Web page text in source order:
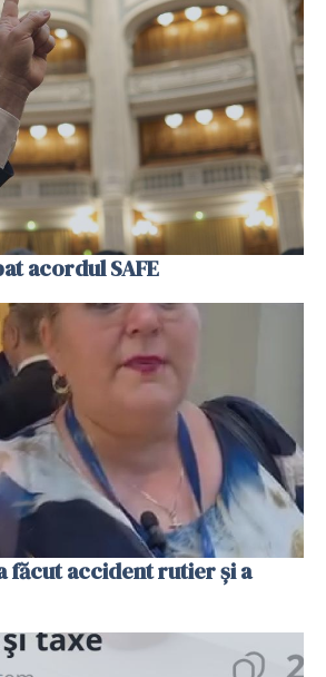
acordul SAFE
făcut accident rutier și a